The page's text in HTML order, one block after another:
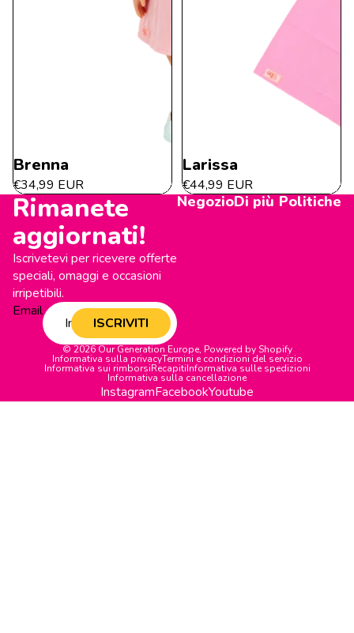
Brenna
€34,99 EUR
Larissa
€44,99 EUR
Rimanete
aggiornati!
Iscrivetevi per ricevere offerte
speciali, omaggi e occasioni
irripetibili.
Email
ISCRIVITI
NegozioDi più Politiche
© 2026 Our Generation Europe, Powered by Shopify
Informativa sulla privacyTermini e condizioni del servizio
Informativa sui rimborsiRecapitiInformativa sulle spedizioni
Informativa sulla cancellazione
InstagramFacebookYoutube